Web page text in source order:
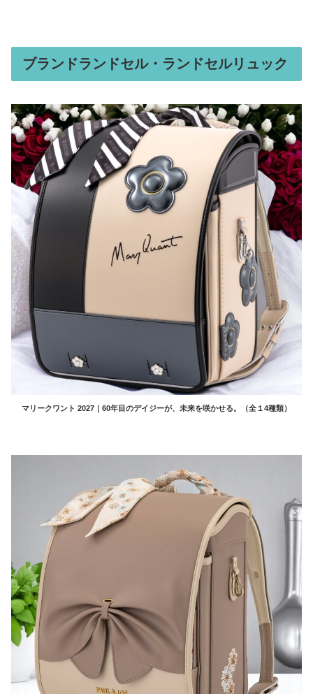
ブランドランドセル・ランドセルリュック
マリークワント 2027｜60年目のデイジーが、未来を咲かせる。（全１4種類）